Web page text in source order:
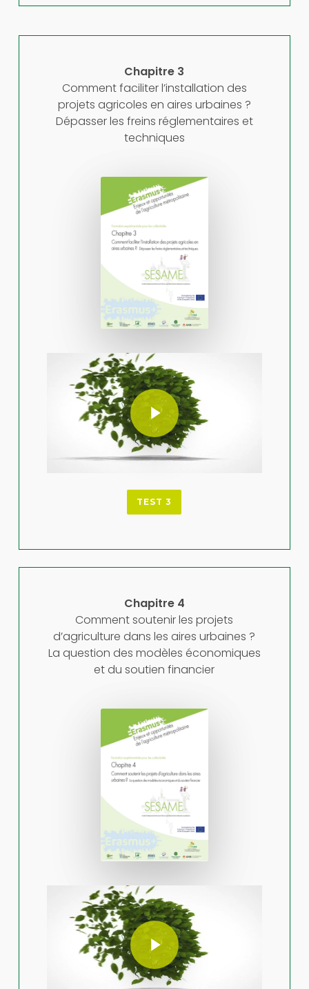
Chapitre 3
Comment faciliter l’installation des
projets agricoles en aires urbaines ?
Dépasser les freins réglementaires et
techniques
Play Video
Play Video
TEST 3
Chapitre 4
Comment soutenir les projets
d’agriculture dans les aires urbaines ?
La question des modèles économiques
et du soutien financier
Play Video
Play Video